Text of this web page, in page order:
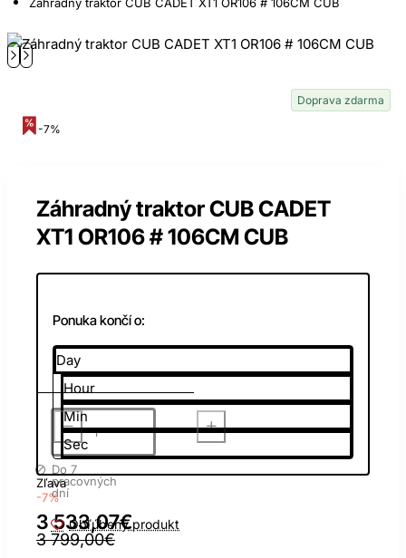
Doprava zdarma
-7%
Záhradný traktor CUB CADET
XT1 OR106 # 106CM CUB
Ponuka končí o:
Day
Hour
Min
Sec
Zľava
-7%
3 533,07€
3 799,00€
Do 7
pracovných
dní
Obľúbený produkt